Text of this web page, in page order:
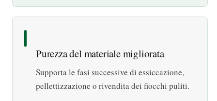
Purezza del materiale migliorata
Supporta le fasi successive di essiccazione,
pellettizzazione o rivendita dei fiocchi puliti.